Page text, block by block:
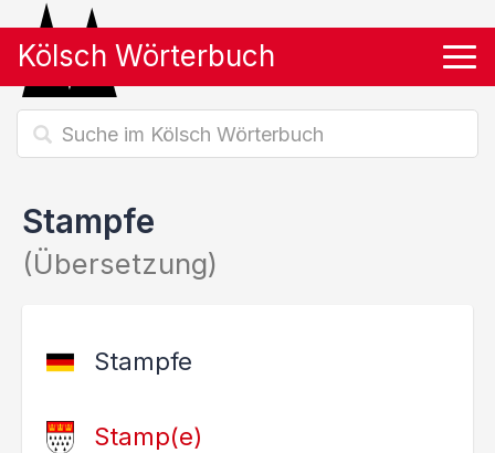
Kölsch Wörterbuch
Stampfe
(Übersetzung)
Stampfe
Stamp(e)